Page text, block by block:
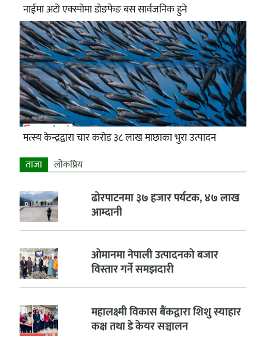
नाईमा अटो एक्स्पोमा डोङफेङ बस सार्वजनिक हुने
मत्स्य केन्द्रद्वारा चार करोड ३८ लाख माछाका भुरा उत्पादन
ताजा लाेकप्रिय
ढोरपाटनमा ३७ हजार पर्यटक, ४७ लाख
आम्दानी
ओमानमा नेपाली उत्पादनको बजार
विस्तार गर्ने समझदारी
महालक्ष्मी विकास बैंकद्वारा शिशु स्याहार
कक्ष तथा डे केयर सञ्चालन